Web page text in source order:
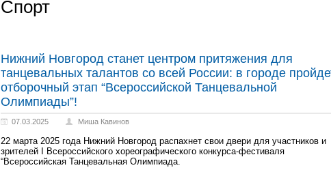
Спорт
Нижний Новгород станет центром притяжения для
танцевальных талантов со всей России: в городе
отборочный этап “Всероссийской Танцевальной
Олимпиады”!
07.03.2025 Миша Кавинов
22 марта 2025 года Нижний Новгород распахнет свои двери для участников и
зрителей I Всероссийского хореографического конкурса-фестиваля
“Всероссийская Танцевальная Олимпиада.